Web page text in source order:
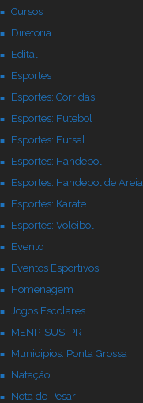
Cursos
Diretoria
Edital
Esportes
Esportes: Corridas
Esportes: Futebol
Esportes: Futsal
Esportes: Handebol
Esportes: Handebol de Areia
Esportes: Karate
Esportes: Voleibol
Evento
Eventos Esportivos
Homenagem
Jogos Escolares
MENP-SUS-PR
Municipios: Ponta Grossa
Natação
Nota de Pesar